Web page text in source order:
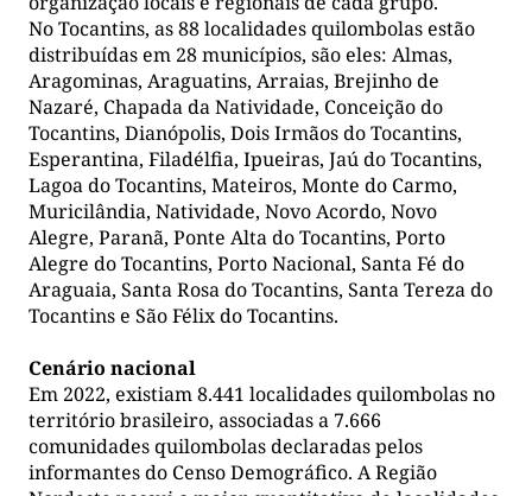
No Tocantins, as 88 localidades quilombolas estão
distribuídas em 28 municípios, são eles: Almas,
Aragominas, Araguatins, Arraias, Brejinho de
Nazaré, Chapada da Natividade, Conceição do
Tocantins, Dianópolis, Dois Irmãos do Tocantins,
Esperantina, Filadélfia, Ipueiras, Jaú do Tocantins,
Lagoa do Tocantins, Mateiros, Monte do Carmo,
Muricilândia, Natividade, Novo Acordo, Novo
Alegre, Paranã, Ponte Alta do Tocantins, Porto
Alegre do Tocantins, Porto Nacional, Santa Fé do
Araguaia, Santa Rosa do Tocantins, Santa Tereza do
Tocantins e São Félix do Tocantins.
Cenário nacional
Em 2022, existiam 8.441 localidades quilombolas no
território brasileiro, associadas a 7.666
comunidades quilombolas declaradas pelos
informantes do Censo Demográfico. A Região